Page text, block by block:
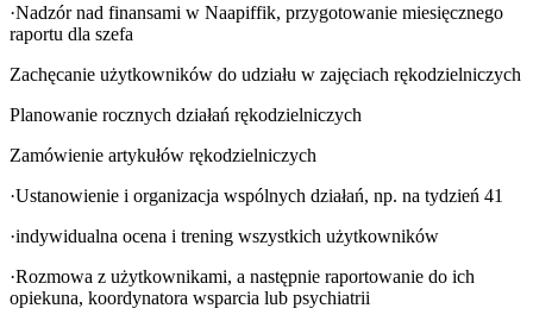
·Nadzór nad finansami w Naapiffik, przygotowanie miesięcznego
raportu dla szefa
Zachęcanie użytkowników do udziału w zajęciach rękodzielniczych
Planowanie rocznych działań rękodzielniczych
Zamówienie artykułów rękodzielniczych
·Ustanowienie i organizacja wspólnych działań, np. na tydzień 41
·indywidualna ocena i trening wszystkich użytkowników
·Rozmowa z użytkownikami, a następnie raportowanie do ich
opiekuna, koordynatora wsparcia lub psychiatrii